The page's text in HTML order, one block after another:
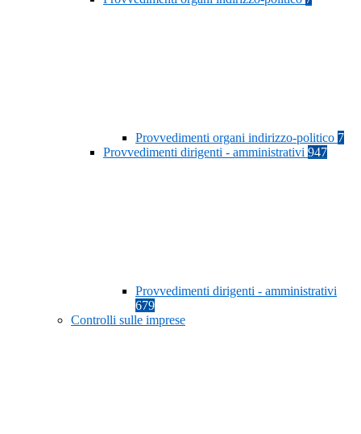
Provvedimenti organi indirizzo-politico 7
Provvedimenti dirigenti - amministrativi 947
Provvedimenti dirigenti - amministrativi
679
Controlli sulle imprese